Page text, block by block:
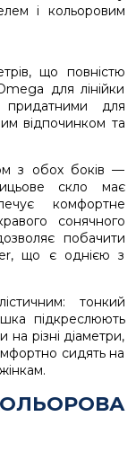
що повністю
для лінійки
для
відпочинком та
з обох боків —
скло має
комфортне
сонячного
побачити
що є однією з
тонкий
підкреслюють
на різні діаметри,
сидять на